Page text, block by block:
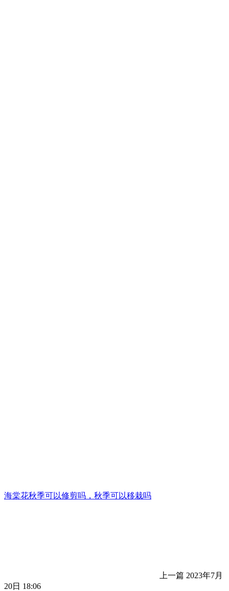
海棠花秋季可以修剪吗，秋季可以移栽吗
上一篇 2023年7月
20日 18:06